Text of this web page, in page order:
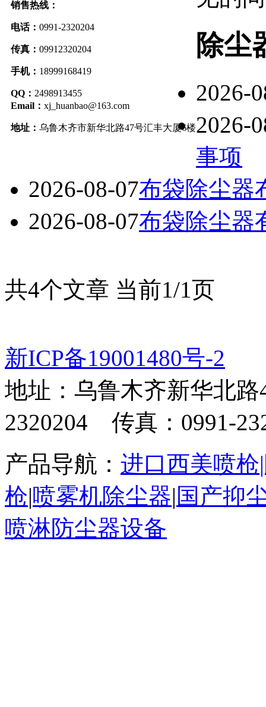
销售热线：
电话： 0991-2320204
传真： 09912320204
手机： 18999168419
QQ： 2498913455
Email： xj_huanbao@163.com
地址： 乌鲁木齐市新华北路47号汇丰大厦6楼
除尘
2026-
2026-
事项
2026-08-07布袋除尘器
2026-08-07布袋除尘器
共4个文章 当前1/1页
新ICP备19001480号-2
地址：乌鲁木齐新华北
2320204 传真：0991-
产品导航： 进口西美喷枪
枪|喷雾机除尘器|国产抑
喷淋防尘器设备